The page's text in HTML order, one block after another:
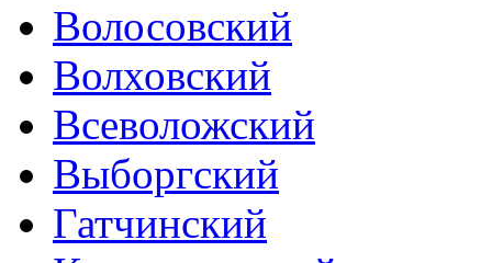
Волосовский
Волховский
Всеволожский
Выборгский
Гатчинский